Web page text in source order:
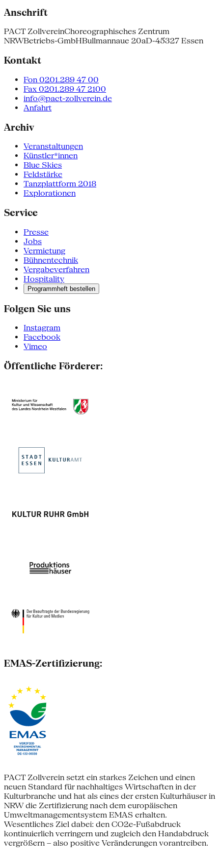
Anschrift
PACT ZollvereinChoreographisches Zentrum
NRWBetriebs-GmbHBullmannaue 20aD-45327 Essen
Kontakt
Fon 0201.289 47 00
Fax 0201.289 47 2100
info@pact-zollverein.de
Anfahrt
Archiv
Veranstaltungen
Künstler*innen
Blue Skies
Feldstärke
Tanzplattform 2018
Explorationen
Service
Presse
Jobs
Vermietung
Bühnentechnik
Vergabeverfahren
Hospitality
Programmheft bestellen
Folgen Sie uns
Instagram
Facebook
Vimeo
Öffentliche Förderer:
EMAS-Zertifizierung:
PACT Zollverein setzt ein starkes Zeichen und einen
neuen Standard für nachhaltiges Wirtschaften in der
Kulturbranche und hat als eines der ersten Kulturhäuser in
NRW die Zertifizierung nach dem europäischen
Umweltmanagementsystem EMAS erhalten.
Wesentliches Ziel dabei: den CO2e-Fußabdruck
kontinuierlich verringern und zugleich den Handabdruck
vergrößern – also positive Veränderungen vorantreiben.